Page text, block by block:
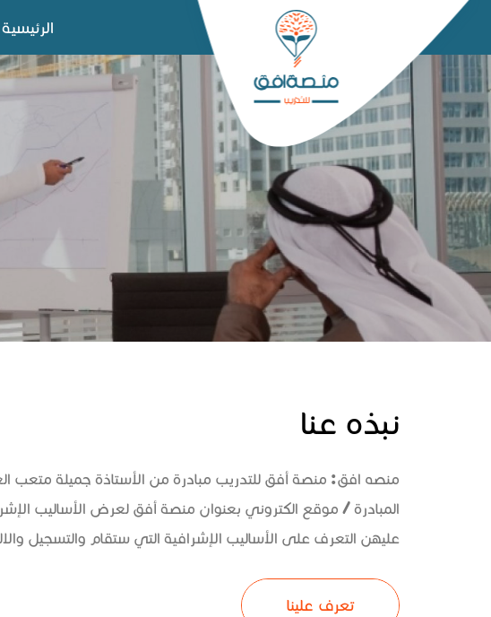
الرئيسية
نبذه عنا
منصه افق: منصة أفق للتدريب مبادرة من الأستاذة جميلة متعب
المبادرة / موقع الكتروني بعنوان منصة أفق لعرض الأساليب
عليهن التعرف على الأساليب الإشرافية التي ستقام والتسجيل
تعرف علينا